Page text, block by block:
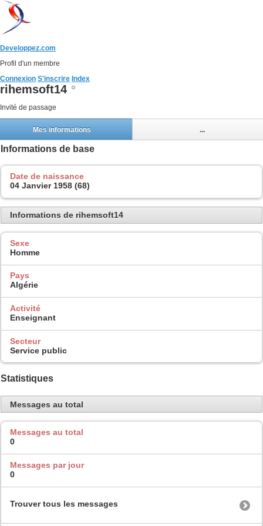
Developpez.com
Profil d'un membre
Connexion S'inscrire Index
rihemsoft14
Invité de passage
Mes informations ...
Informations de base
Date de naissance
04 Janvier 1958 (68)
Informations de rihemsoft14
Sexe
Homme
Pays
Algérie
Activité
Enseignant
Secteur
Service public
Statistiques
Messages au total
Messages au total
0
Messages par jour
0
Trouver tous les messages